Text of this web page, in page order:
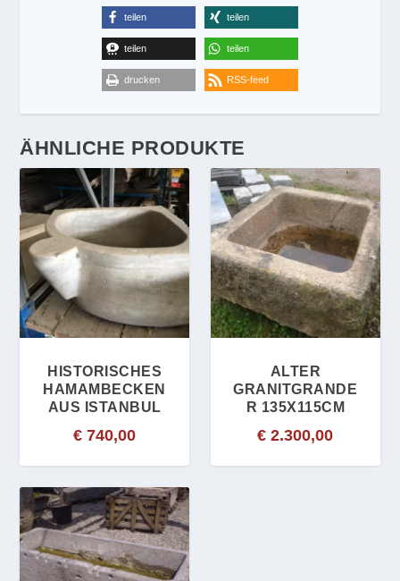
teilen teilen
teilen teilen
drucken RSS-feed
ÄHNLICHE PRODUKTE
HISTORISCHES
HAMAMBECKEN
AUS ISTANBUL
€ 740,00
ALTER
GRANITGRANDE
R 135X115CM
€ 2.300,00